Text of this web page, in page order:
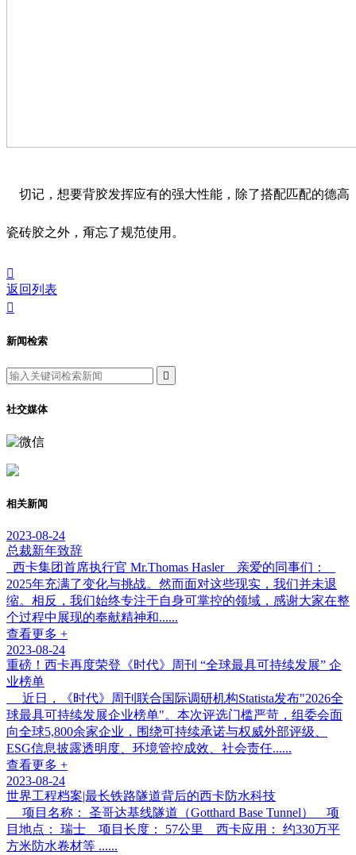
切记，想要背胶发挥应有的强大性能，除了搭配匹配的德高
瓷砖胶之外，甭忘了规范使用。

返回列表

新闻检索

社交媒体
相关新闻
2023-08-24
总裁新年致辞
西卡集团首席执行官 Mr.Thomas Hasler 亲爱的同事们：
2025年充满了变化与挑战。然而面对这些现实，我们并未退
缩。相反，我们始终专注于自身可掌控的领域，感谢大家在整
个过程中展现的奉献精神和......
查看更多 +
2023-08-24
重磅！西卡再度荣登《时代》周刊 “全球最具可持续发展” 企
业榜单
近日，《时代》周刊联合国际调研机构Statista发布"2026全
球最具可持续发展企业榜单"。本次评选门槛严苛，组委会面
向全球5,800余家企业，围绕可持续承诺与权威外部评级、
ESG信息披露透明度、环境管控成效、社会责任......
查看更多 +
2023-08-24
世界工程档案|最长铁路隧道背后的西卡防水科技
项目名称： 圣哥达基线隧道（Gotthard Base Tunnel） 项
目地点： 瑞士 项目长度： 57公里 西卡应用： 约330万平
方米防水卷材等 ......